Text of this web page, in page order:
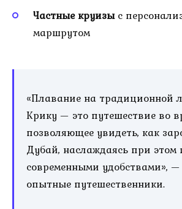
Частные круизыс
маршрутом
«Плавание на традиционной
Крику — это путешествие во
позволяющее увидеть, как
Дубай, наслаждаясь при этом
современными удобствами»,
опытные путешественники.